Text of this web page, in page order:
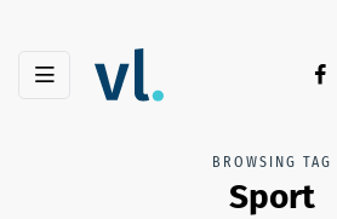
BROWSING TAG
Sport